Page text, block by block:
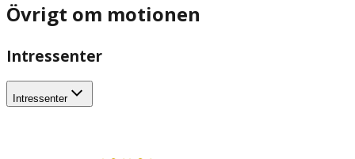
Övrigt om motionen
Intressenter
Intressenter